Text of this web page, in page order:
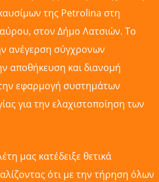
της Petrolina στη
στον Δήμο Λατσιών. Το
ανέγερση σύγχρονων
αποθήκευση και διανομή
εφαρμογή συστημάτων
για την ελαχιστοποίηση των
μας κατέδειξε θετικά
ότι με την τήρηση όλων